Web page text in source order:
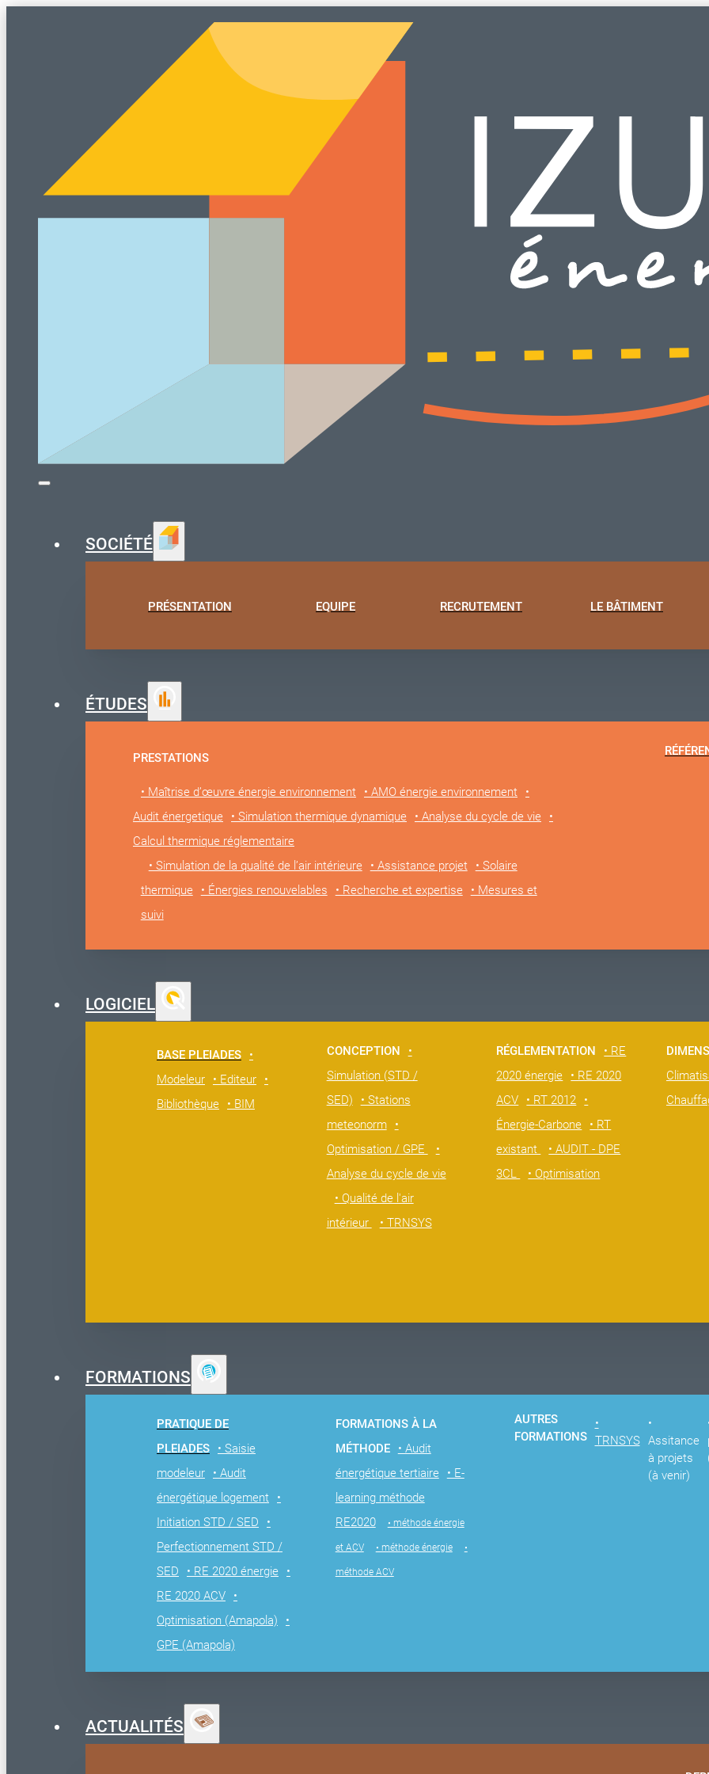
SOCIÉTÉ
PRÉSENTATION EQUIPE RECRUTEMENT LE BÂTIMENT
ÉTUDES
PRESTATIONS
• Maîtrise d’œuvre énergie environnement • AMO énergie environnement
•
Audit énergetique
• Simulation thermique dynamique • Analyse du cycle de vie
•
Calcul thermique réglementaire
• Simulation de la qualité de l’air intérieure
• Assistance projet
• Solaire
thermique
• Énergies renouvelables • Recherche et expertise
• Mesures et
suivi
LOGICIEL
BASE PLEIADES
•
Modeleur
• Editeur
•
Bibliothèque
• BIM
CONCEPTION
•
Simulation (STD /
SED)
• Stations
meteonorm
•
Optimisation / GPE
•
Analyse du cycle de vie
• Qualité de l'air
intérieur
• TRNSYS
RÉGLEMENTATION
• RE
2020 énergie
• RE 2020
ACV
• RT 2012
•
Énergie-Carbone
• RT
existant
• AUDIT - DPE
3CL
• Optimisation
FORMATIONS
PRATIQUE DE
PLEIADES
• Saisie
modeleur
• Audit
énergétique logement
•
Initiation STD / SED
•
Perfectionnement STD /
SED
• RE 2020 énergie
•
RE 2020 ACV
•
Optimisation (Amapola)
•
GPE (Amapola)
FORMATIONS À LA
MÉTHODE
• Audit
énergétique tertiaire
• E-
learning méthode
RE2020
• méthode énergie
et ACV • méthode énergie •
méthode ACV
AUTRES
FORMATIONS
•
TRNSYS
•
Assitance
à projets
(à venir)
ACTUALITÉS